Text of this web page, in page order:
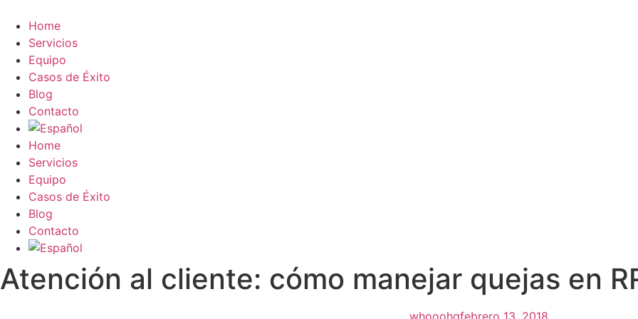
contenido
Home
Servicios
Equipo
Casos de Éxito
Blog
Contacto
Home
Servicios
Equipo
Casos de Éxito
Blog
Contacto
Atención al cliente: cómo manejar quejas en
whooohqfebrero 13, 2018